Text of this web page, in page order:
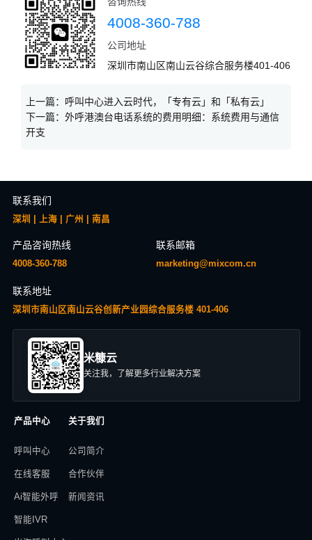
4008-360-788
公司地址
深圳市南山区南山云谷综合服务楼401-406
上一篇： 呼叫中心进入云时代，「专有云」和「私有云」
下一篇： 外呼港澳台电话系统的费用明细：系统费用与通信
开支
联系我们
深圳 | 上海 | 广州 | 南昌
产品咨询热线
4008-360-788
联系邮箱
marketing@mixcom.cn
联系地址
深圳市南山区南山云谷创新产业园综合服务楼 401-406
米糠云
关注我，了解更多行业解决方案
产品中心
呼叫中心
在线客服
Ai智能外呼
智能IVR
关于我们
公司简介
合作伙伴
新闻资讯